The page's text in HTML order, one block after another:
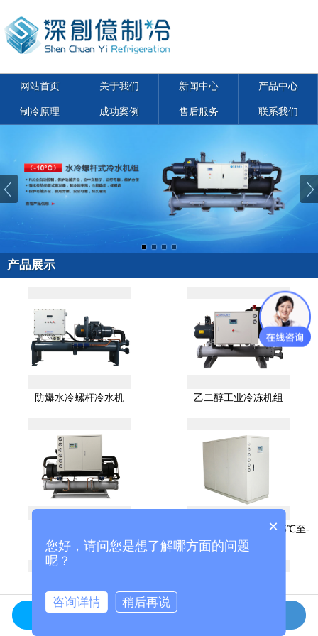
网站首页 关于我们 新闻中心 产品中心
制冷原理 成功案例 售后服务 联系我们
产品展示
防爆水冷螺杆冷水机 乙二醇工业冷冻机组
水冷箱式低温冷冻机组（-5℃至-
40℃可调）
×
您好，请问您是想了解哪方面的问题
呢？
咨询详情
稍后再说
在线咨询